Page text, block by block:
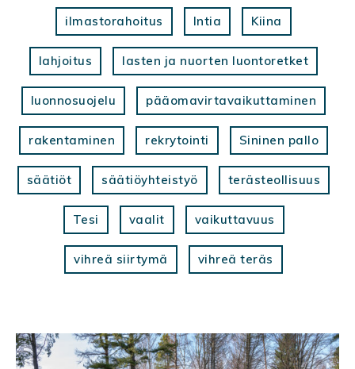
ilmastorahoitus Intia Kiina
lahjoitus lasten ja nuorten luontoretket
luonnosuojelu pääomavirtavaikuttaminen
rakentaminen rekrytointi Sininen pallo
säätiöt säätiöyhteistyö terästeollisuus
Tesi vaalit vaikuttavuus
vihreä siirtymä vihreä teräs